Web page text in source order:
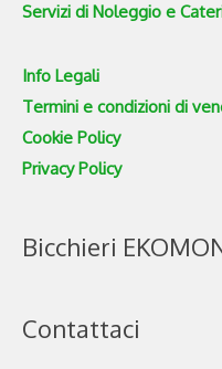
Servizi di Noleggio e
Info Legali
Termini e condizioni di
Cookie Policy
Privacy Policy
Bicchieri
Contattaci